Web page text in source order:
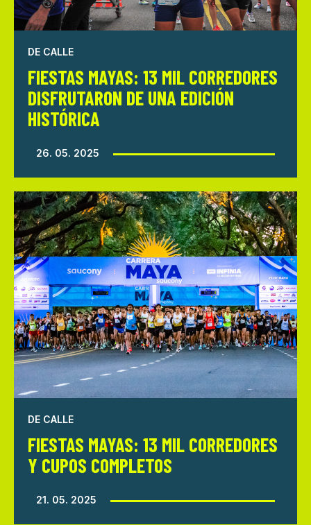
DE CALLE
FIESTAS MAYAS: 13 MIL CORREDORES
DISFRUTARON DE UNA EDICIÓN
HISTÓRICA
26. 05. 2025
DE CALLE
FIESTAS MAYAS: 13 MIL CORREDORES
Y CUPOS COMPLETOS
21. 05. 2025